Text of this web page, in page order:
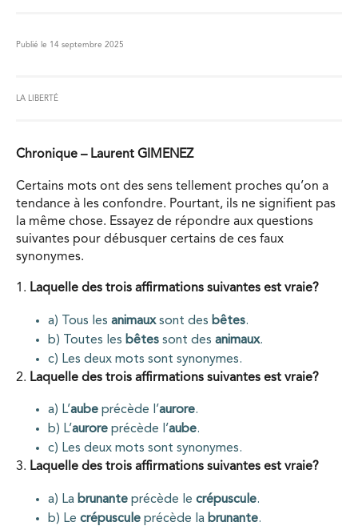
Publié le 14 septembre 2025
LA LIBERTÉ
Chronique – Laurent GIMENEZ
Certains mots ont des sens tellement proches qu’on a
tendance à les confondre. Pourtant, ils ne signifient pas
la même chose. Essayez de répondre aux questions
suivantes pour débusquer certains de ces faux
synonymes.
1. Laquelle des trois affirmations suivantes est vraie?
a) Tous les animauxsont des bêtes.
b) Toutes les bêtes sont des animaux.
c) Les deux mots sont synonymes.
2. Laquelle des trois affirmations suivantes est vraie?
a) L’aube précède l’aurore.
b) L’aurore précède l’aube.
c) Les deux mots sont synonymes.
3. Laquelle des trois affirmations suivantes est vraie?
a) La brunante précède le crépuscule.
b) Le crépuscule précède la brunante.